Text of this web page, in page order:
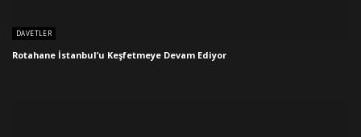
DAVETLER
Rotahane İstanbul’u Keşfetmeye Devam Ediyor